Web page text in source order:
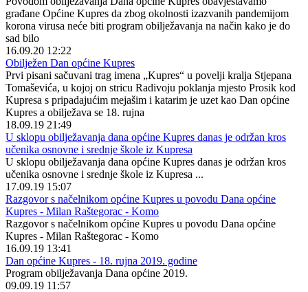
građane Općine Kupres da zbog okolnosti izazvanih pandemijom
korona virusa neće biti program obilježavanja na način kako je do
sad bilo
16.09.20 12:22
Obilježen Dan općine Kupres
Prvi pisani sačuvani trag imena „Kupres“ u povelji kralja Stjepana
Tomaševića, u kojoj on stricu Radivoju poklanja mjesto Prosik kod
Kupresa s pripadajućim mejašim i katarim je uzet kao Dan općine
Kupres a obilježava se 18. rujna
18.09.19 21:49
U sklopu obilježavanja dana općine Kupres danas je održan kros
učenika osnovne i srednje škole iz Kupresa
U sklopu obilježavanja dana općine Kupres danas je održan kros
učenika osnovne i srednje škole iz Kupresa ...
17.09.19 15:07
Razgovor s načelnikom općine Kupres u povodu Dana općine
Kupres - Milan Raštegorac - Komo
Razgovor s načelnikom općine Kupres u povodu Dana općine
Kupres - Milan Raštegorac - Komo
16.09.19 13:41
Dan općine Kupres - 18. rujna 2019. godine
Program obilježavanja Dana općine 2019.
09.09.19 11:57